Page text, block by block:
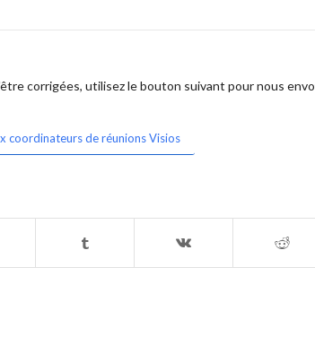
corrigées, utilisez le bouton suivant pour nous
coordinateurs de réunions Visios